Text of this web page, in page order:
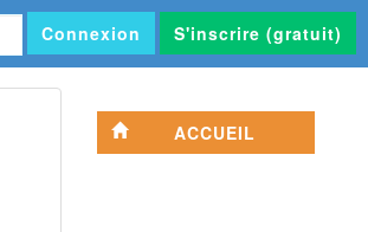
Connexion S'inscrire (gratuit)
ACCUEIL